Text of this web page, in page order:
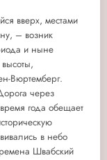
вверх, местами
– возник
и ныне
Вюртемберг.
через
года обещает
в небо
Швабский